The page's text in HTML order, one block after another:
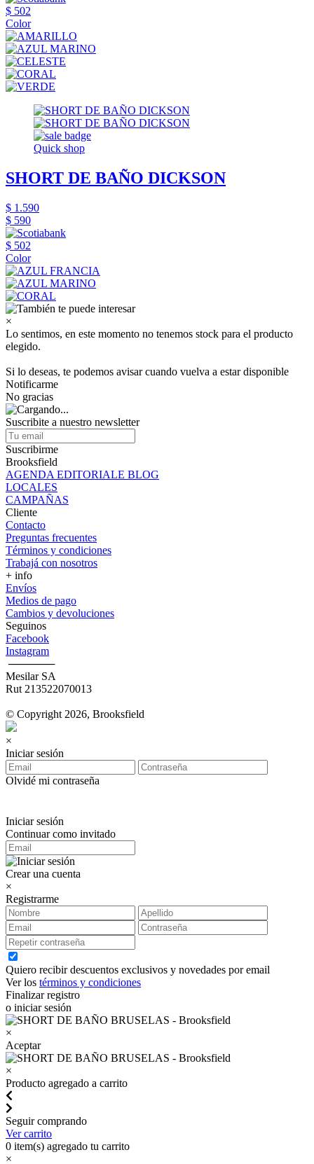
$ 502
Color
Quick shop
SHORT DE BAÑO DICKSON
$ 1.590
$ 590
$ 502
Color
×
Lo sentimos, en este momento no tenemos stock para el producto
elegido.
Si lo deseas, te podemos avisar cuando vuelva a estar disponible
Notificarme
No gracias
Suscribite a nuestro newsletter
Suscribirme
Brooksfield
AGENDA EDITORIALE BLOG
LOCALES
CAMPAÑAS
Cliente
Contacto
Preguntas frecuentes
Términos y condiciones
Trabajá con nosotros
+ info
Envíos
Medios de pago
Cambios y devoluciones
Seguinos
Facebook
Instagram
‎ ──────
Mesilar SA
Rut 213522070013
© Copyright 2026, Brooksfield
×
Iniciar sesión
Olvidé mi contraseña
Iniciar sesión
Continuar como invitado
Crear una cuenta
×
Registrarme
Quiero recibir descuentos exclusivos y novedades por email
Ver los términos y condiciones
Finalizar registro
o iniciar sesión
×
Aceptar
×
Producto agregado a carrito
Seguir comprando
Ver carrito
0 item(s) agregado tu carrito
×